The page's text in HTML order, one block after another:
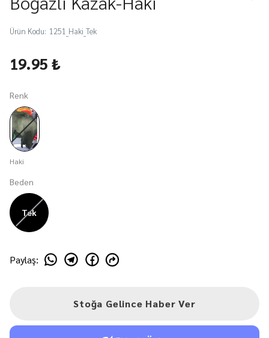
Ürün Kodu: 1251_Haki_Tek
19.95 ₺
Renk
Haki
Beden
Tek
Paylaş:
Stoğa Gelince Haber Ver